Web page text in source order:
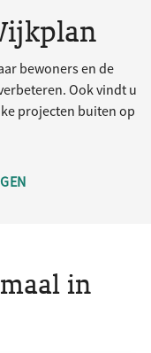
bewoners en de
Ook vindt u
projecten buiten op
in